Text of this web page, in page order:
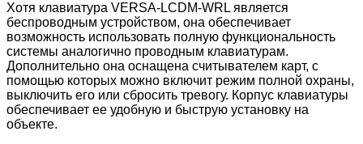
Хотя клавиатура VERSA-LCDM-WRL является
беспроводным устройством, она обеспечивает
возможность использовать полную функциональность
системы аналогично проводным клавиатурам.
Дополнительно она оснащена считывателем карт, с
помощью которых можно включит режим полной охраны,
выключить его или сбросить тревогу. Корпус клавиатуры
обеспечивает ее удобную и быструю установку на
объекте.